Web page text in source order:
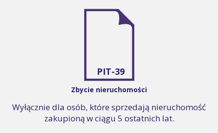
PIT-39
Zbycie nieruchomości
Wyłącznie dla osób, które sprzedają nieruchomość
zakupioną w ciągu 5 ostatnich lat.